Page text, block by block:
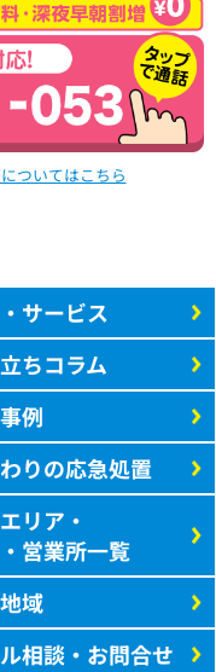
ついてはこちら
サービス
ちコラム
例
りの応急処置
リア・
営業所一覧
域
相談・お問合せ